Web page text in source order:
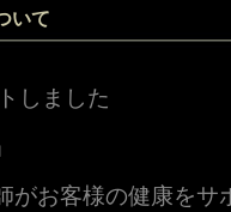
いて
しました
がお客様の健康をサ